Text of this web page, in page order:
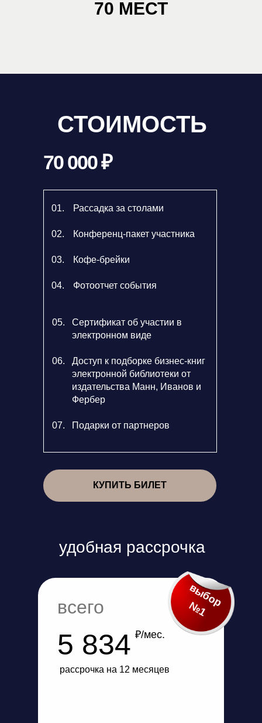
70 МЕСТ
СТОИМОСТЬ
70 000 ₽
Рассадка за столами
Конференц-пакет участника
Кофе-брейки
Фотоотчет события
01.
02.
03.
04.
Сертификат об участии в
электронном виде
Доступ к подборке бизнес-книг
электронной библиотеки от
издательства Манн, Иванов и
Фербер
Подарки от партнеров
КУПИТЬ БИЛЕТ
05.
06.
07.
выбор
№1
₽/мес.
удобная рассрочка
всего
5 834
рассрочка на 12 месяцев